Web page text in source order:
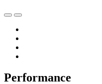
Performance